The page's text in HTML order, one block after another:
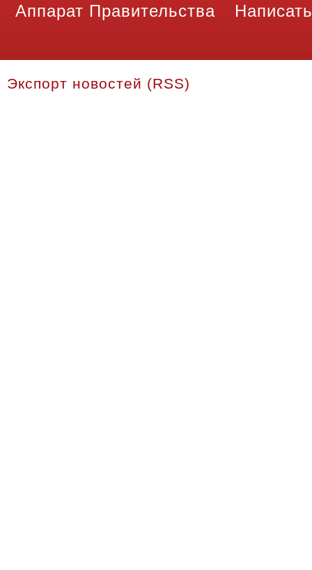
Аппарат Правительства
Экспорт новостей (RSS)